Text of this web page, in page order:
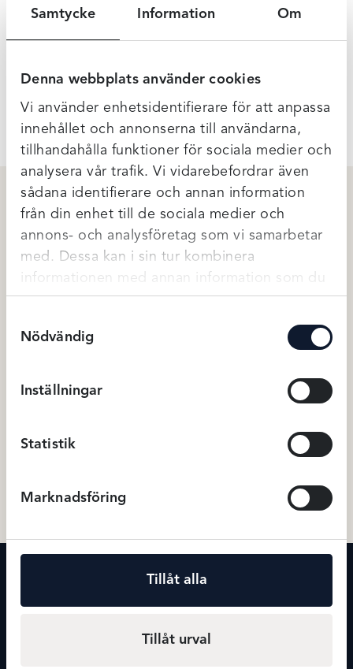
Samtycke Information Om
Denna webbplats använder cookies
Vi använder enhetsidentifierare för att anpassa
innehållet och annonserna till användarna,
tillhandahålla funktioner för sociala medier och
analysera vår trafik. Vi vidarebefordrar även
sådana identifierare och annan information
från din enhet till de sociala medier och
annons- och analysföretag som vi samarbetar
med. Dessa kan i sin tur kombinera
informationen med annan information som du
har tillhandahållit eller som de har samlat in
Nödvändig
Inställningar
Statistik
Marknadsföring
Tillåt alla
Tillåt urval
kupor sydda i tre stycken för extra support.
Elomi Cate – Svart
Anita Amningsbh utan bygel